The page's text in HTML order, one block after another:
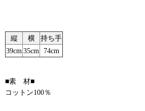
縦 横
持ち手
39cm 35cm 74cm
■素 材■
コットン100％